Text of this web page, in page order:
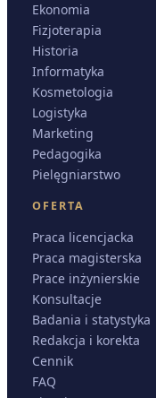
Ekonomia
Fizjoterapia
Historia
Informatyka
Kosmetologia
Logistyka
Marketing
Pedagogika
Pielęgniarstwo
OFERTA
Praca licencjacka
Praca magisterska
Prace inżynierskie
Konsultacje
Badania i statystyka
Redakcja i korekta
Cennik
FAQ